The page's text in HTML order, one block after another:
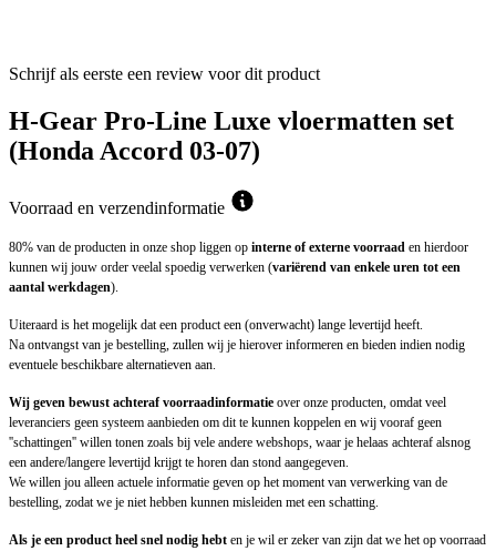
Schrijf als eerste een review voor dit product
H-Gear Pro-Line Luxe vloermatten set
(Honda Accord 03-07)
Voorraad en verzendinformatie
80% van de producten in onze shop liggen op interne of externe voorraad en hierdoor
kunnen wij jouw order veelal spoedig verwerken (variërend van enkele uren tot een
aantal werkdagen).
Uiteraard is het mogelijk dat een product een (onverwacht) lange levertijd heeft.
Na ontvangst van je bestelling, zullen wij je hierover informeren en bieden indien nodig
eventuele beschikbare alternatieven aan.
Wij geven bewust achteraf voorraadinformatie over onze producten, omdat veel
leveranciers geen systeem aanbieden om dit te kunnen koppelen en wij vooraf geen
''schattingen'' willen tonen zoals bij vele andere webshops, waar je helaas achteraf alsnog
een andere/langere levertijd krijgt te horen dan stond aangegeven.
We willen jou alleen actuele informatie geven op het moment van verwerking van de
bestelling, zodat we je niet hebben kunnen misleiden met een schatting.
Als je een product heel snel nodig hebt en je wil er zeker van zijn dat we het op voorraad